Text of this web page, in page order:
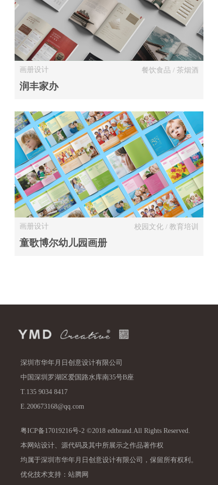
画册设计 餐饮食品 / 茶烟酒
润丰家办
画册设计 校园文化 / 教育培训
童歌博尔幼儿园画册
深圳市华年月日创意设计有限公司
中国深圳罗湖区爱国路水库南35号B座
T.135 9034 8417
E.200673168@qq.com
粤ICP备17019216号-2 ©2018 edtbrand.All Rights Reserved.
本网站设计、源代码及其中所展示之作品著作权
均属于深圳市华年月日创意设计有限公司，保留所有权利。
优化技术支持：站腾网